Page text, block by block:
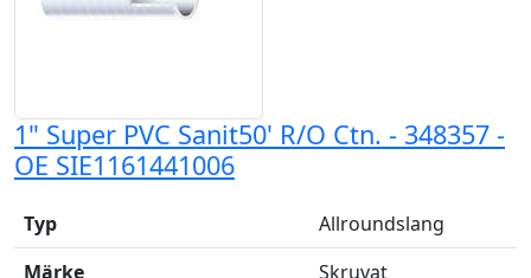
1" Super PVC Sanit50' R/O Ctn. - 348357 -
OE SIE1161441006
Typ
Allroundslang
Märke
Skruvat